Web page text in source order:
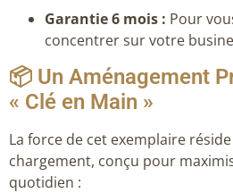
Garantie 6 mois : Pour
concentrer sur votre
📦 Un Aménagement
« Clé en Main »
La force de cet exemplaire
chargement, conçu pour
quotidien :